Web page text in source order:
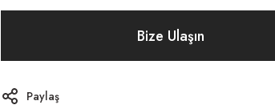
Bize Ulaşın
Paylaş